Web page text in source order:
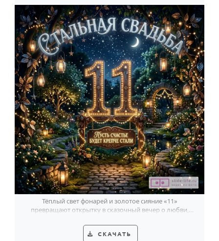
Тёплый свет фонарей и золотое сияние «11»
превращают открытку в сказочный вечер о любви,
СКАЧАТЬ